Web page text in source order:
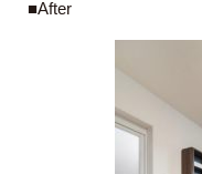
■After